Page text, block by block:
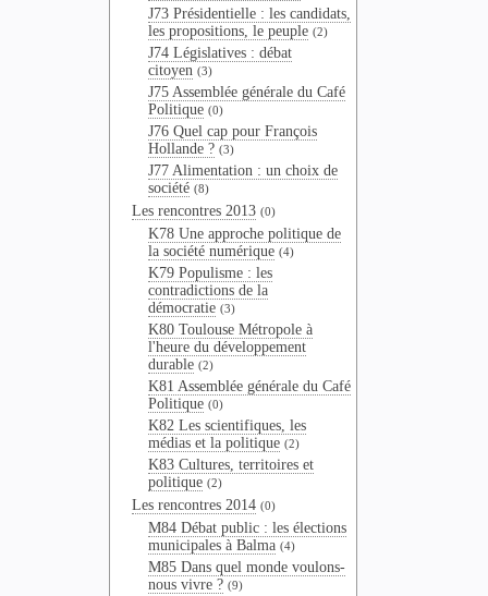
J73 Présidentielle : les candidats,
les propositions, le peuple (2)
J74 Législatives : débat
citoyen (3)
J75 Assemblée générale du Café
Politique (0)
J76 Quel cap pour François
Hollande ? (3)
J77 Alimentation : un choix de
société (8)
Les rencontres 2013 (0)
K78 Une approche politique de
la société numérique (4)
K79 Populisme : les
contradictions de la
démocratie (3)
K80 Toulouse Métropole à
l'heure du développement
durable (2)
K81 Assemblée générale du Café
Politique (0)
K82 Les scientifiques, les
médias et la politique (2)
K83 Cultures, territoires et
politique (2)
Les rencontres 2014 (0)
M84 Débat public : les élections
municipales à Balma (4)
M85 Dans quel monde voulons-
nous vivre ? (9)